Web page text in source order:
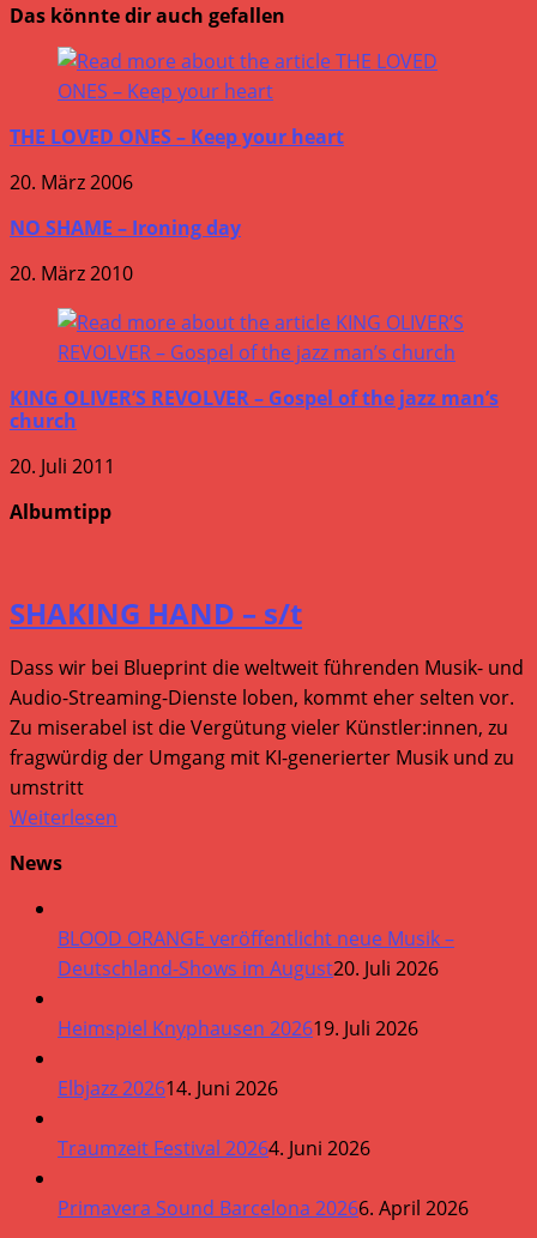
Das könnte dir auch gefallen
THE LOVED ONES – Keep your heart
20. März 2006
NO SHAME – Ironing day
20. März 2010
KING OLIVER’S REVOLVER – Gospel of the jazz man’s
church
20. Juli 2011
Albumtipp
SHAKING HAND – s/t
Dass wir bei Blueprint die weltweit führenden Musik- und
Audio-Streaming-Dienste loben, kommt eher selten vor.
Zu miserabel ist die Vergütung vieler Künstler:innen, zu
fragwürdig der Umgang mit KI-generierter Musik und zu
umstritt
Weiterlesen
News
BLOOD ORANGE veröffentlicht neue Musik –
Deutschland-Shows im August20. Juli 2026
Heimspiel Knyphausen 202619. Juli 2026
Elbjazz 202614. Juni 2026
Traumzeit Festival 20264. Juni 2026
Primavera Sound Barcelona 20266. April 2026